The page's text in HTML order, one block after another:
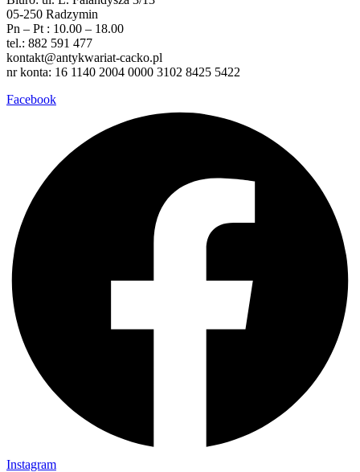
05-250 Radzymin
Pn – Pt : 10.00 – 18.00
tel.: 882 591 477
kontakt@antykwariat-cacko.pl
nr konta: 16 1140 2004 0000 3102 8425 5422
Facebook
Instagram